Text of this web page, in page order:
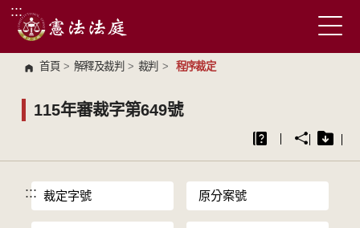
跳到主要內容區塊
:::
首頁 > 解釋及裁判 > 裁判 > 程序裁定
115年審裁字第649號
::: 裁定字號 原分案號